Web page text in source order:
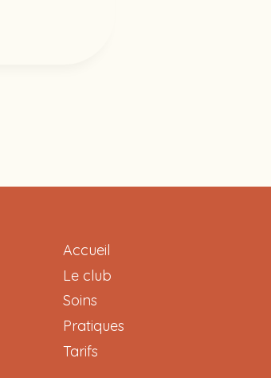
Accueil
Le club
Soins
Pratiques
Tarifs